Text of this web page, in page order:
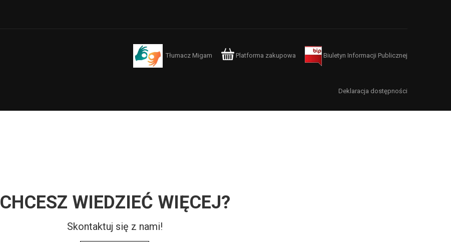
Tłumacz Migam Platforma zakupowa Biuletyn Informacji Publicznej
Deklaracja dostępności
CHCESZ WIEDZIEĆ WIĘCEJ?
Skontaktuj się z nami!